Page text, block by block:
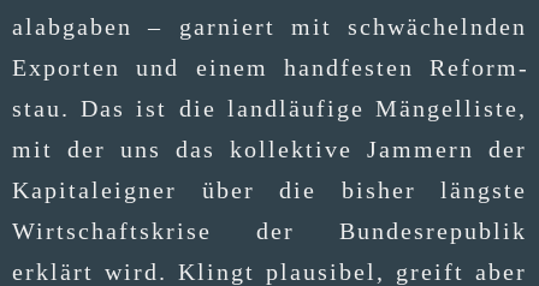
al­ab­ga­ben – gar­niert mit schwä­cheln­den
Expor­ten und einem hand­fes­ten Reform­
stau. Das ist die land­läu­fi­ge Män­gel­lis­te,
mit der uns das kol­lek­ti­ve Jam­mern der
Kapi­tal­eig­ner über die bis­her längs­te
Wirt­schafts­kri­se der Bun­des­re­pu­blik
erklärt wird. Klingt plau­si­bel, greift aber